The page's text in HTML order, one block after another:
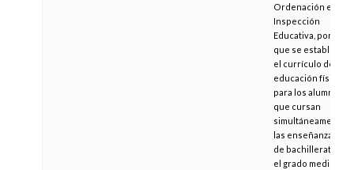
Ordenación e
Inspección
Educativa, por la
que se establece
el currículo de
educación física
para los alumnos
que cursan
simultáneamente
las enseñanzas
de bachillerato y
el grado medio de